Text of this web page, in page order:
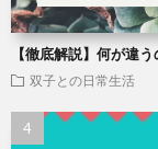
【徹底解説】何が違
双子との日常生活